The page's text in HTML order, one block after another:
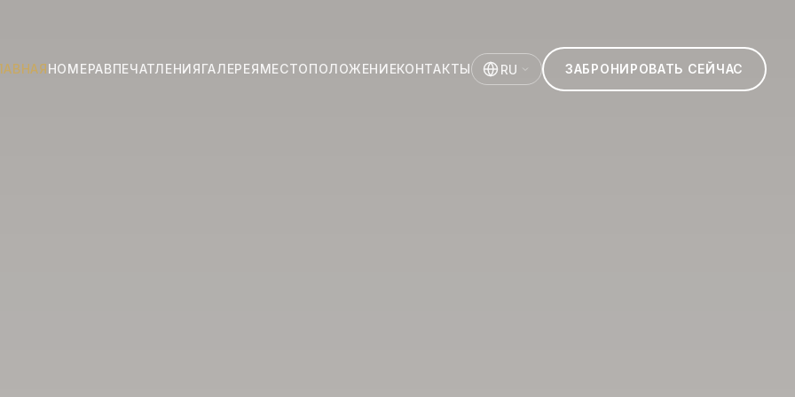
НОМЕРАВПЕЧАТЛЕНИЯГАЛЕРЕЯМЕСТОПОЛОЖЕНИЕКОНТАКТЫ RU ЗАБРОНИРОВАТЬ СЕЙЧАС